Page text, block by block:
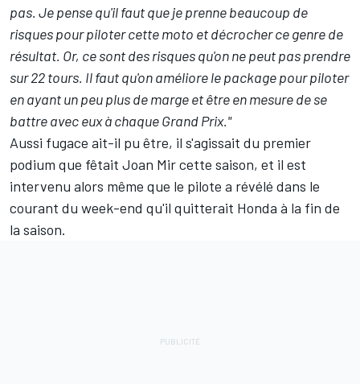
pas. Je pense qu'il faut que je prenne beaucoup de
risques pour piloter cette moto et décrocher ce genre de
résultat. Or, ce sont des risques qu'on ne peut pas prendre
sur 22 tours. Il faut qu'on améliore le package pour piloter
en ayant un peu plus de marge et être en mesure de se
battre avec eux à chaque Grand Prix."
Aussi fugace ait-il pu être, il s'agissait du premier
podium que fêtait Joan Mir cette saison, et il est
intervenu alors même que le pilote a révélé dans le
courant du week-end qu'il quitterait Honda à la fin de
la saison.